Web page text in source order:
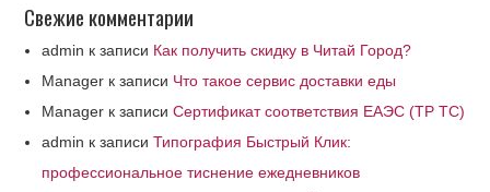
Свежие комментарии
admin к записи Как получить скидку в Читай Город?
Manager к записи Что такое сервис доставки еды
Manager к записиСертификат соответствия ЕАЭС (ТР ТС)
admin к записиТипография Быстрый Клик:
профессиональное тиснение ежедневников